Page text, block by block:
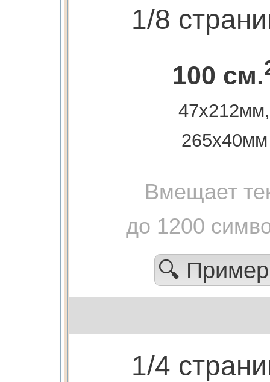
1/8
100 см.
47х212мм,
265х40мм
Вмещает
до 1200
🔍
1/4